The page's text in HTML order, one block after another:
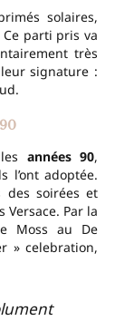
solaires,
parti pris va
très
signature :
années 90,
l’ont adoptée.
des soirées et
Par la
Moss au De
» celebration,